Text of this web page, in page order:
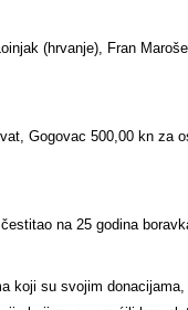
(hrvanje), Fran
Gogovac 500,00 kn za
na 25 godina
koji su svojim